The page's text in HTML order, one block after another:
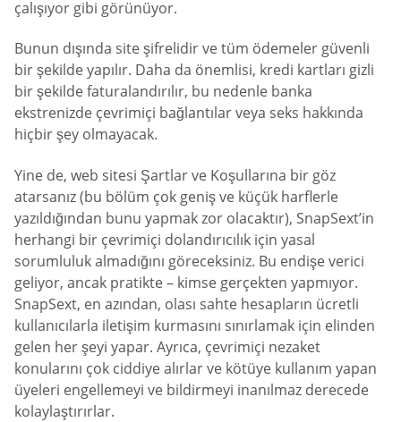
çalışıyor gibi görünüyor.
Bunun dışında site şifrelidir ve tüm ödemeler güvenli
bir şekilde yapılır. Daha da önemlisi, kredi kartları gizli
bir şekilde faturalandırılır, bu nedenle banka
ekstrenizde çevrimiçi bağlantılar veya seks hakkında
hiçbir şey olmayacak.
Yine de, web sitesi Şartlar ve Koşullarına bir göz
atarsanız (bu bölüm çok geniş ve küçük harflerle
yazıldığından bunu yapmak zor olacaktır), SnapSext’in
herhangi bir çevrimiçi dolandırıcılık için yasal
sorumluluk almadığını göreceksiniz. Bu endişe verici
geliyor, ancak pratikte – kimse gerçekten yapmıyor.
SnapSext, en azından, olası sahte hesapların ücretli
kullanıcılarla iletişim kurmasını sınırlamak için elinden
gelen her şeyi yapar. Ayrıca, çevrimiçi nezaket
konularını çok ciddiye alırlar ve kötüye kullanım yapan
üyeleri engellemeyi ve bildirmeyi inanılmaz derecede
kolaylaştırırlar.